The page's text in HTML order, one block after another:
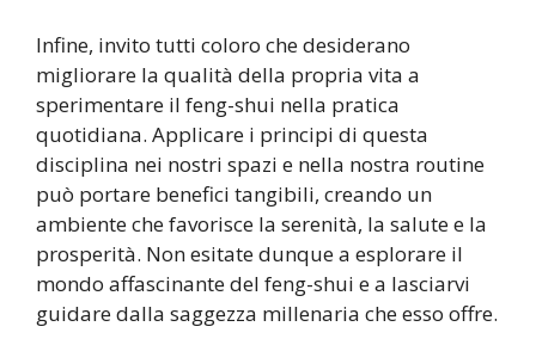
Infine, invito tutti coloro che desiderano
migliorare la qualità della propria vita a
sperimentare il feng-shui nella pratica
quotidiana. Applicare i principi di questa
disciplina nei nostri spazi e nella nostra routine
può portare benefici tangibili, creando un
ambiente che favorisce la serenità, la salute e la
prosperità. Non esitate dunque a esplorare il
mondo affascinante del feng-shui e a lasciarvi
guidare dalla saggezza millenaria che esso offre.